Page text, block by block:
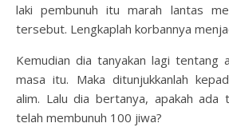
laki pembunuh itu marah lantas
tersebut. Lengkaplah korbannya
Kemudian dia tanyakan lagi tentang
masa itu. Maka ditunjukkanlah
alim. Lalu dia bertanya, apakah ada
telah membunuh 100 jiwa?